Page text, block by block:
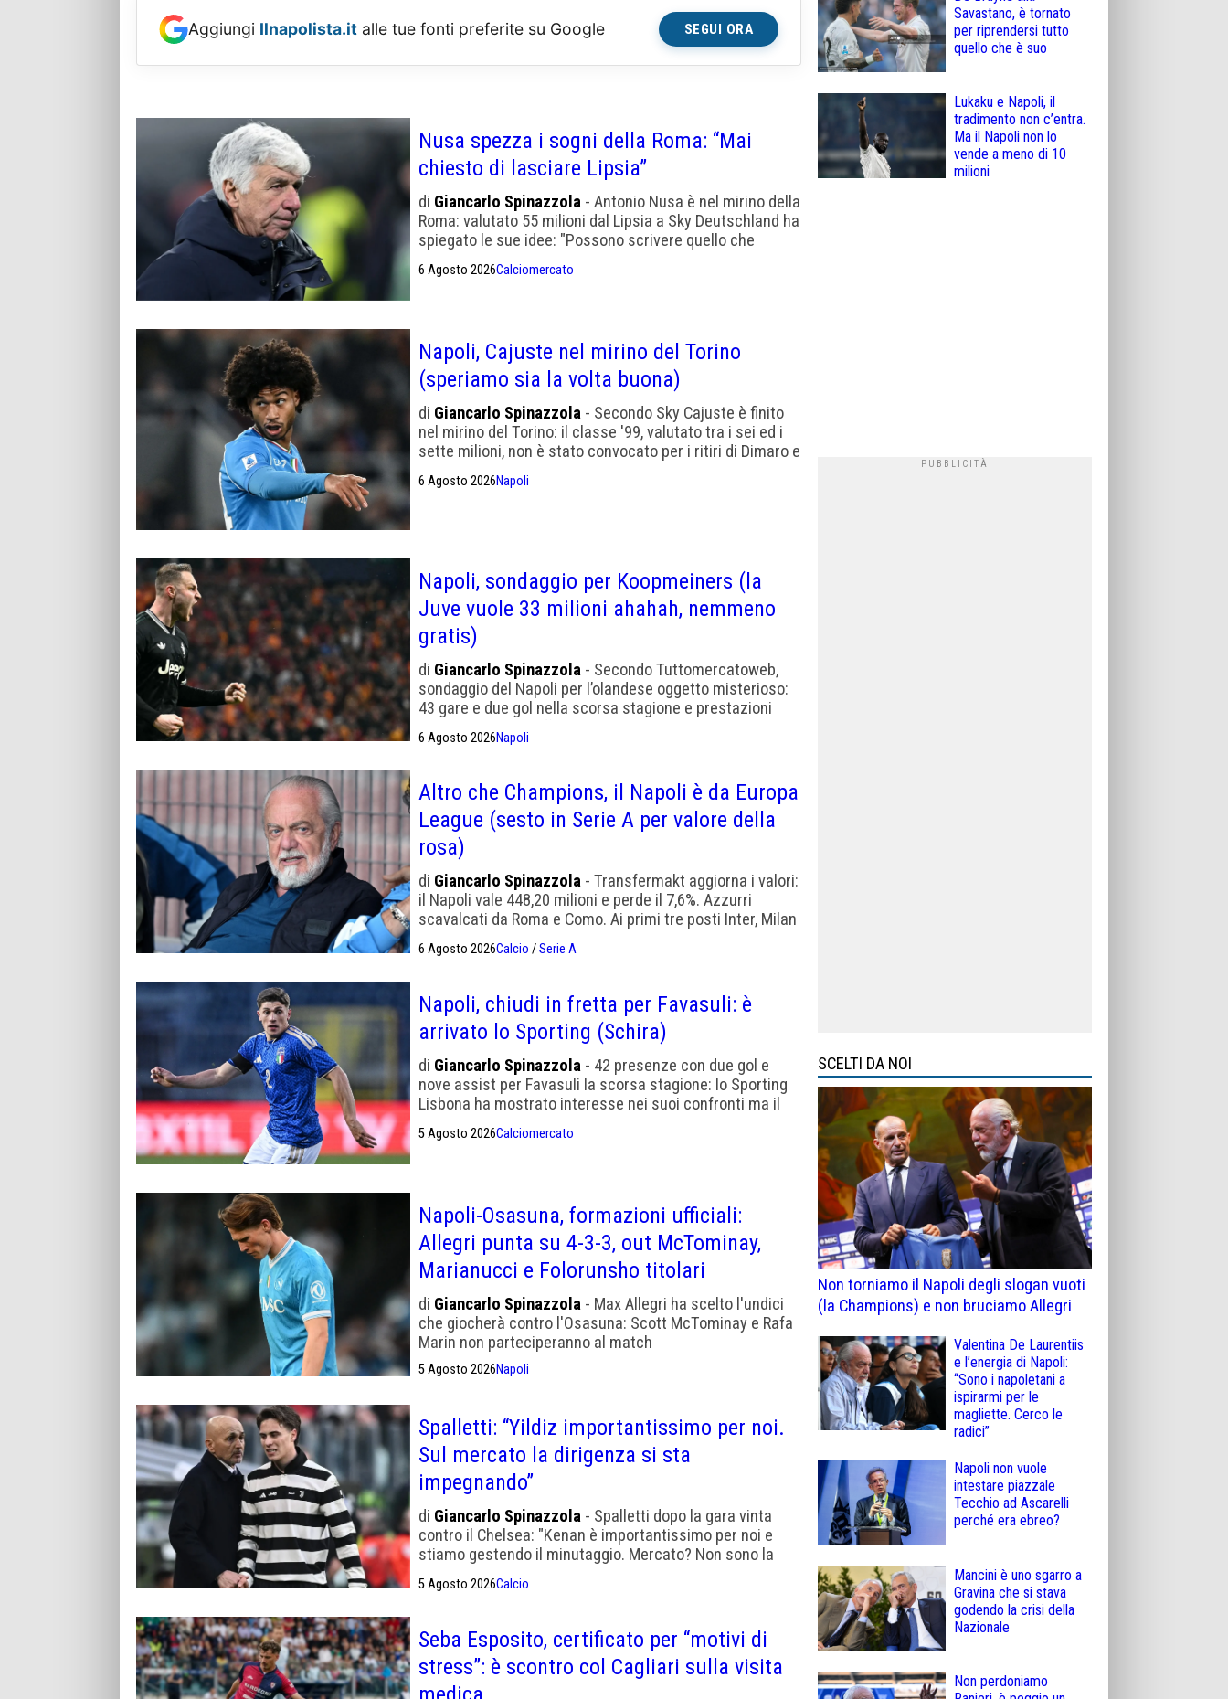
Aggiungi Ilnapolista.it alle tue fonti preferite su Google SEGUI ORA
Nusa spezza i sogni della Roma: “Mai
chiesto di lasciare Lipsia”
di Giancarlo Spinazzola - Antonio Nusa è nel mirino della
Roma: valutato 55 milioni dal Lipsia a Sky Deutschland ha
spiegato le sue idee: "Possono scrivere quello che
6 Agosto 2026Calciomercato
Napoli, Cajuste nel mirino del Torino
(speriamo sia la volta buona)
di Giancarlo Spinazzola - Secondo Sky Cajuste è finito
nel mirino del Torino: il classe '99, valutato tra i sei ed i
sette milioni, non è stato convocato per i ritiri di Dimaro e
6 Agosto 2026Napoli
Napoli, sondaggio per Koopmeiners (la
Juve vuole 33 milioni ahahah, nemmeno
gratis)
di Giancarlo Spinazzola - Secondo Tuttomercatoweb,
sondaggio del Napoli per l’olandese oggetto misterioso:
43 gare e due gol nella scorsa stagione e prestazioni
6 Agosto 2026Napoli
Altro che Champions, il Napoli è da Europa
League (sesto in Serie A per valore della
rosa)
di Giancarlo Spinazzola - Transfermakt aggiorna i valori:
il Napoli vale 448,20 milioni e perde il 7,6%. Azzurri
scavalcati da Roma e Como. Ai primi tre posti Inter, Milan
e Juventus
6 Agosto 2026Calcio /Serie A
Napoli, chiudi in fretta per Favasuli: è
arrivato lo Sporting (Schira)
di Giancarlo Spinazzola - 42 presenze con due gol e
nove assist per Favasuli la scorsa stagione: lo Sporting
Lisbona ha mostrato interesse nei suoi confronti ma il
5 Agosto 2026Calciomercato
Napoli-Osasuna, formazioni ufficiali:
Allegri punta su 4-3-3, out McTominay,
Marianucci e Folorunsho titolari
di Giancarlo Spinazzola - Max Allegri ha scelto l'undici
che giocherà contro l'Osasuna: Scott McTominay e Rafa
Marin non parteciperanno al match
5 Agosto 2026Napoli
Spalletti: “Yildiz importantissimo per noi.
Sul mercato la dirigenza si sta
impegnando”
di Giancarlo Spinazzola - Spalletti dopo la gara vinta
contro il Chelsea: "Kenan è importantissimo per noi e
stiamo gestendo il minutaggio. Mercato? Non sono la
5 Agosto 2026Calcio
Seba Esposito, certificato per “motivi di
stress”: è scontro col Cagliari sulla visita
Savastano, è tornato
per riprendersi tutto
quello che è suo
Lukaku e Napoli, il
tradimento non c’entra.
Ma il Napoli non lo
vende a meno di 10
milioni
SCELTI DA NOI
Non torniamo il Napoli degli slogan vuoti
(la Champions) e non bruciamo Allegri
Valentina De Laurentiis
e l’energia di Napoli:
“Sono i napoletani a
ispirarmi per le
magliette. Cerco le
radici”
Napoli non vuole
intestare piazzale
Tecchio ad Ascarelli
perché era ebreo?
Mancini è uno sgarro a
Gravina che si stava
godendo la crisi della
Nazionale
Non perdoniamo